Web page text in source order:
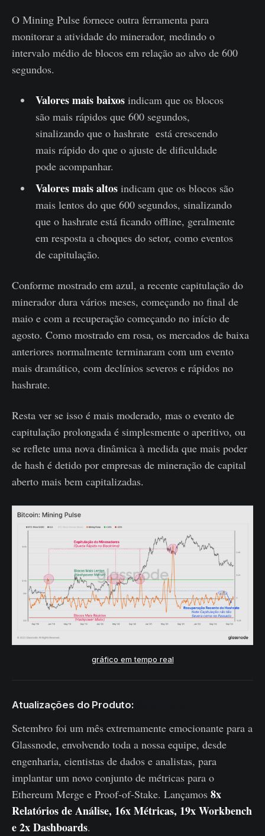
O Mining Pulse fornece outra ferramenta para
monitorar a atividade do minerador, medindo o
intervalo médio de blocos em relação ao alvo de 600
segundos.
Valores mais baixosindicam que os blocos
são mais rápidos que 600 segundos,
sinalizando que o hashrate está crescendo
mais rápido do que o ajuste de dificuldade
pode acompanhar.
Valores mais altosindicam que os blocos são
mais lentos do que 600 segundos, sinalizando
que o hashrate está ficando offline, geralmente
em resposta a choques do setor, como eventos
de capitulação.
Conforme mostrado em azul, a recente capitulação do
minerador dura vários meses, começando no final de
maio e com a recuperação começando no início de
agosto. Como mostrado em rosa, os mercados de baixa
anteriores normalmente terminaram com um evento
mais dramático, com declínios severos e rápidos no
hashrate.
Resta ver se isso é mais moderado, mas o evento de
capitulação prolongada é simplesmente o aperitivo, ou
se reflete uma nova dinâmica à medida que mais poder
de hash é detido por empresas de mineração de capital
aberto mais bem capitalizadas.
gráfico em tempo real
Atualizações do Produto:
Setembro foi um mês extremamente emocionante para a
Glassnode, envolvendo toda a nossa equipe, desde
engenharia, cientistas de dados e analistas, para
implantar um novo conjunto de métricas para o
Ethereum Merge e Proof-of-Stake. Lançamos 8x
Relatórios de Análise, 16x Métricas, 19x Workbench
e 2x Dashboards.